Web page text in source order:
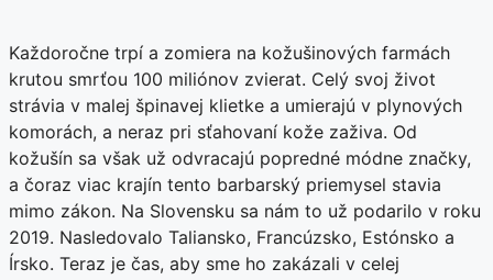
Každoročne trpí a zomiera na kožušinových farmách
krutou smrťou 100 miliónov zvierat. Celý svoj život
strávia v malej špinavej klietke a umierajú v plynových
komorách, a neraz pri sťahovaní kože zaživa. Od
kožušín sa však už odvracajú popredné módne značky,
a čoraz viac krajín tento barbarský priemysel stavia
mimo zákon. Na Slovensku sa nám to už podarilo v roku
2019. Nasledovalo Taliansko, Francúzsko, Estónsko a
Írsko. Teraz je čas, aby sme ho zakázali v celej